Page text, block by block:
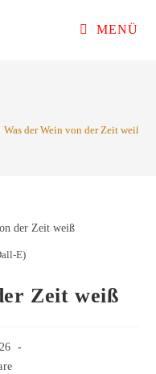
MENÜ
Was der Wein von der Zeit weiß
E)
Zeit weiß